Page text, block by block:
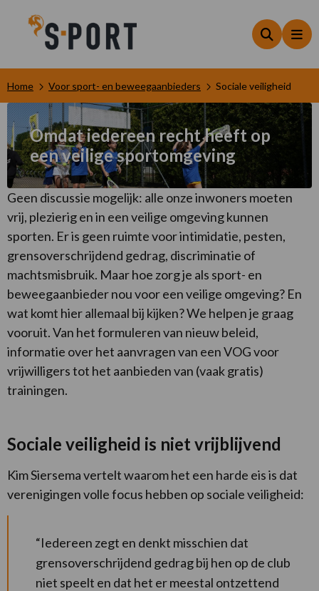
Zoeken
Home Voor sport- en beweegaanbieders Sociale veiligheid
Omdat iedereen recht heeft op
een veilige sportomgeving
Geen discussie mogelijk: alle onze inwoners moeten
vrij, plezierig en in een veilige omgeving kunnen
sporten. Er is geen ruimte voor intimidatie, pesten,
grensoverschrijdend gedrag, discriminatie of
machtsmisbruik. Maar hoe zorg je als sport- en
beweegaanbieder nou voor een veilige omgeving? En
wat komt hier allemaal bij kijken? We helpen je graag
vooruit. Van het formuleren van nieuw beleid,
informatie over het aanvragen van een VOG voor
vrijwilligers tot het aanbieden van (vaak gratis)
trainingen.
Sociale veiligheid is niet vrijblijvend
Kim Siersema vertelt waarom het een harde eis is dat
verenigingen volle focus hebben op sociale veiligheid:
“Iedereen zegt en denkt misschien dat
grensoverschrijdend gedrag bij hen op de club
niet speelt en dat het er meestal ontzettend